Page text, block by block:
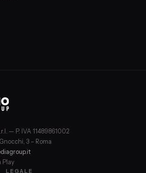
— P. IVA 11489861002
3 – Roma
Play
LEGALE